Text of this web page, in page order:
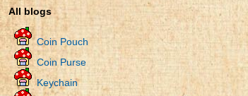
All blogs
Coin Pouch
Coin Purse
Keychain